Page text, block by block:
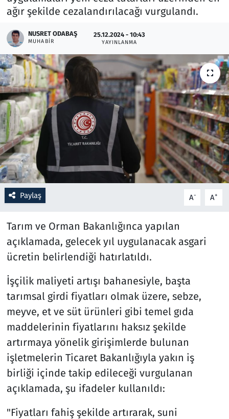
ağır şekilde cezalandırılacağı vurgulandı.
NUSRET ODABAŞ
MUHABIR
25.12.2024 - 10:43
YAYINLANMA
Paylaş A- A+
Tarım ve Orman Bakanlığınca yapılan
açıklamada, gelecek yıl uygulanacak asgari
ücretin belirlendiği hatırlatıldı.
İşçilik maliyeti artışı bahanesiyle, başta
tarımsal girdi fiyatları olmak üzere, sebze,
meyve, et ve süt ürünleri gibi temel gıda
maddelerinin fiyatlarını haksız şekilde
artırmaya yönelik girişimlerde bulunan
işletmelerin Ticaret Bakanlığıyla yakın iş
birliği içinde takip edileceği vurgulanan
açıklamada, şu ifadeler kullanıldı:
"Fiyatları fahiş şekilde artırarak, suni
Oyun
Ramazan
Resmi İlanlar
Rüya Tabirleri
Sağlık
Savunma Sanayi
Seçim 2023
Spor
Televizyon